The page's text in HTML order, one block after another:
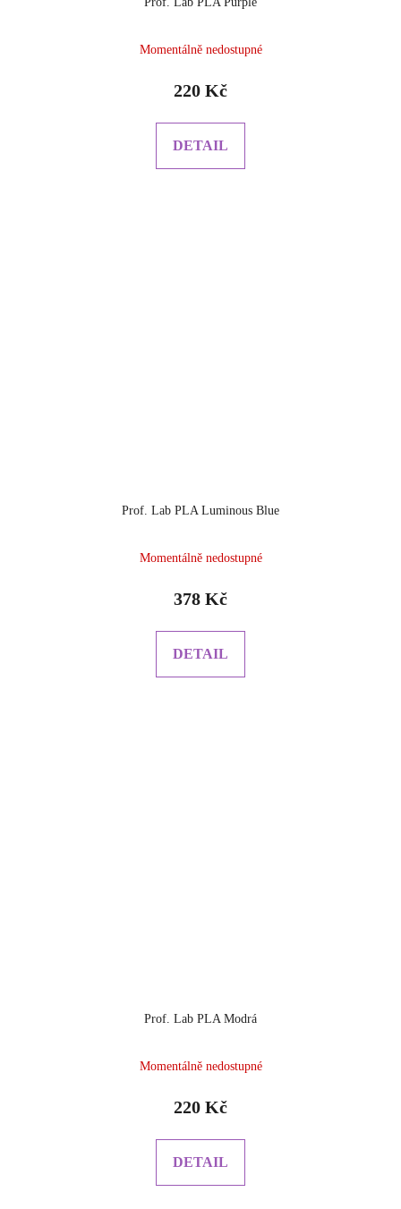
Momentálně nedostupné
220 Kč
DETAIL
Prof. Lab PLA Luminous Blue
Momentálně nedostupné
378 Kč
DETAIL
Prof. Lab PLA Modrá
Momentálně nedostupné
220 Kč
DETAIL